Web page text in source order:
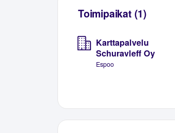
Toimipaikat (1)
Karttapalvelu
Schuravleff Oy
Espoo